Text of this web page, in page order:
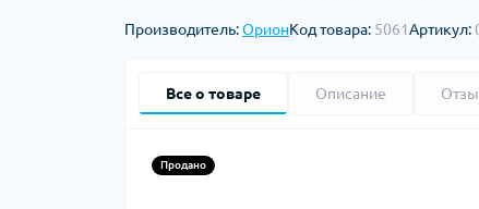
Производитель:ОрионКод товара: 5061Артикул:
Все о товаре Описание
Продано